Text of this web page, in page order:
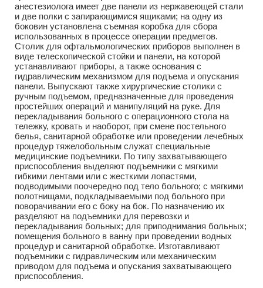
анестезиолога имеет две панели из нержавеющей стали
и две полки с запирающимися ящиками; на одну из
боковин установлена съемная коробка для сбора
использованных в процессе операции предметов.
Столик для офтальмологических приборов выполнен в
виде телескопической стойки и панели, на которой
устанавливают приборы, а также основания с
гидравлическим механизмом для подъема и опускания
панели. Выпускают также хирургические столики с
ручным подъемом, предназначенные для проведения
простейших операций и манипуляций на руке. Для
перекладывания больного с операционного стола на
тележку, кровать и наоборот, при смене постельного
белья, санитарной обработке или проведении лечебных
процедур тяжелобольным служат специальные
медицинские подъемники. По типу захватывающего
приспособления выделяют подъемники с мягкими
гибкими лентами или с жесткими лопастями,
подводимыми поочередно под тело больного; с мягкими
полотнищами, подкладываемыми под больного при
поворачивании его с боку на бок. По назначению их
разделяют на подъемники для перевозки и
перекладывания больных; для приподнимания больных;
помещения больного в ванну при проведении водных
процедур и санитарной обработке. Изготавливают
подъемники с гидравлическим или механическим
приводом для подъема и опускания захватывающего
приспособления.